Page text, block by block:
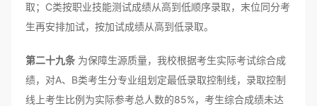
取；C类按职业技能测试成绩从高到低顺序录取，末位同分考
生再安排加试，按加试成绩从高到低录取。
第二十九条 为保障生源质量，我校根据考生实际考试综合成
绩，对A、B类考生分专业组划定最低录取控制线，录取控制
线上考生比例为实际参考总人数的85%，考生综合成绩未达